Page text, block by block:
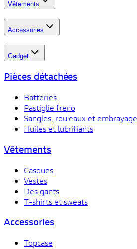
Vêtements
Accessories
Gadget
Pièces détachées
Batteries
Pastiglie freno
Sangles, rouleaux et embrayage
Huiles et lubrifiants
Vêtements
Casques
Vestes
Des gants
T-shirts et sweats
Accessories
Topcase